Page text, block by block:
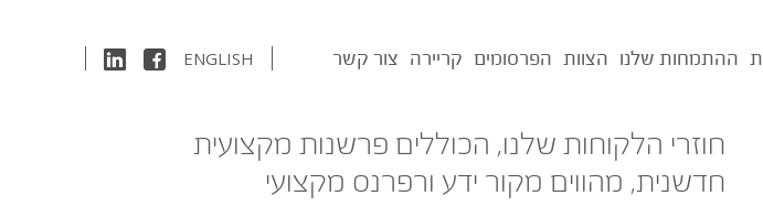
ההתמחות שלנו הצוות הפרסומים קריירה צור קשר ENGLISH
חוזרי הלקוחות שלנו, הכוללים פרשנות מקצועית
חדשנית, מהווים מקור ידע ורפרנס מקצועי